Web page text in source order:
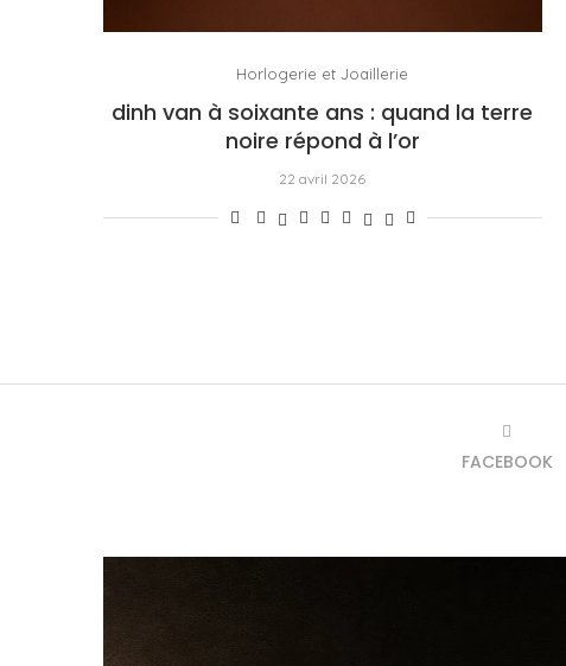
Horlogerie et Joaillerie
dinh van à soixante ans : quand la terre
noire répond à l’or
22 avril 2026
FACEBOOK